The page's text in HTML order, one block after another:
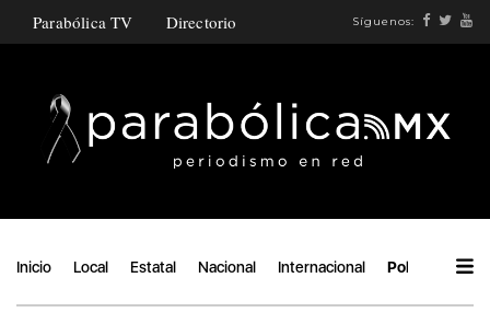
Parabólica TV Directorio Síguenos:
Inicio Local Estatal Nacional Internacional Política